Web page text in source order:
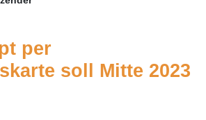
per
soll Mitte 2023